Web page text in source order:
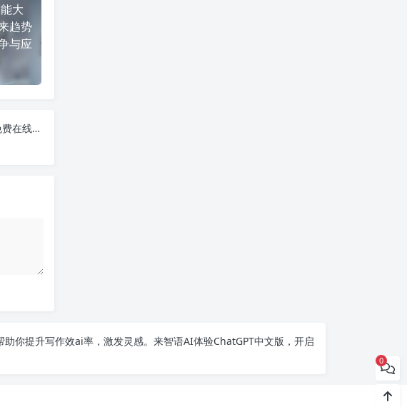
大
趋势
与应
如何利用AI写作助手实现高质量文章生成的免费在线平台探索与比较
你提升写作效ai率，激发灵感。来智语AI体验ChatGPT中文版 ，开启
0